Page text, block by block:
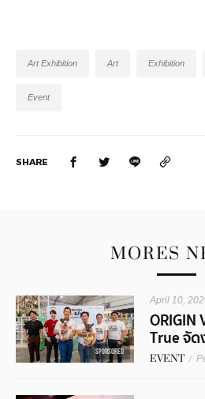
Art Exhibition Art Exhibition
Event
SHARE
MORES
SPONSORED
April 10,
True จัด
EVENT /